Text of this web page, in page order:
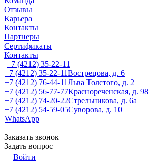
Отзывы
Карьера
Контакты
Партнеры
Сертификаты
Контакты
+7 (4212) 35-22-11
+7 (4212) 35-22-11Вострецова, д. 6
+7 (4212) 76-44-11Льва Толстого, д. 2
+7 (4212) 56-77-77Краснореченская, д. 98
+7 (4212) 74-20-22Стрельникова, д. 6а
+7 (4212) 54-59-05Суворова, д. 10
WhatsApp
Заказать звонок
Задать вопрос
Войти